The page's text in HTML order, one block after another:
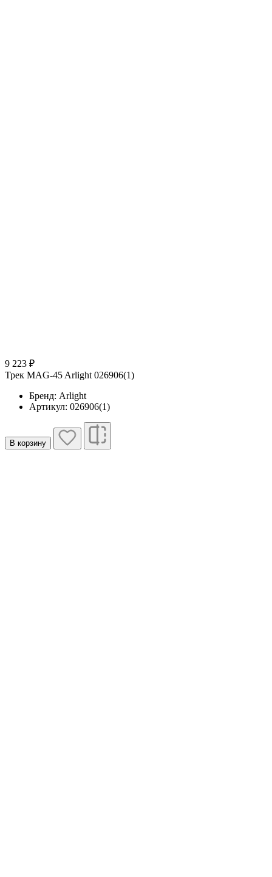
9 223 ₽
Трек MAG-45 Arlight 026906(1)
Бренд: Arlight
Артикул: 026906(1)
В корзину